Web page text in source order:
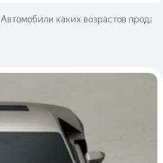
Автомобили каких возрастов